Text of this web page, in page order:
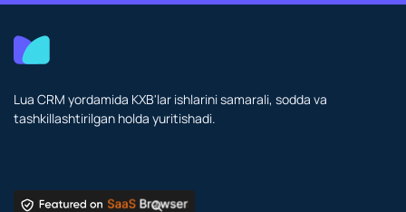
Lua CRM yordamida KXB'lar ishlarini samarali, sodda va
tashkillashtirilgan holda yuritishadi.